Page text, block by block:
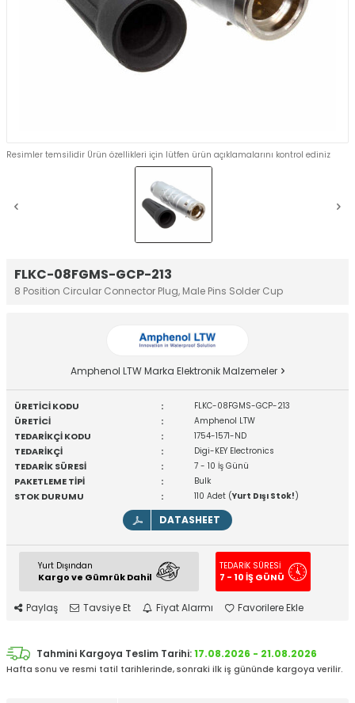
FLKC-08FGMS-GCP-213
8 Position Circular Connector Plug, Male Pins Solder Cup
Resimler temsilidir Ürün özellikleri için lütfen ürün açıklamalarını kontrol ediniz
Amphenol LTW Marka Elektronik Malzemeler
ÜRETİCİ KODU : FLKC-08FGMS-GCP-213
ÜRETİCİ : Amphenol LTW
TEDARİKÇİ KODU : 1754-1571-ND
TEDARİKÇİ : Digi-KEY Electronics
TEDARİK SÜRESİ : 7 - 10 İş Günü
PAKETLEME TİPİ : Bulk
STOK DURUMU : 110 Adet (Yurt Dışı Stok!)
DATASHEET
Yurt Dışından
Kargo ve Gümrük Dahil
TEDARİK SÜRESİ
7 - 10 İŞ GÜNÜ
Paylaş Tavsiye Et Fiyat Alarmı Favorilere Ekle
Tahmini Kargoya Teslim Tarihi:17.08.2026 - 21.08.2026
Hafta sonu ve resmi tatil tarihlerinde, sonraki ilk iş gününde kargoya verilir.